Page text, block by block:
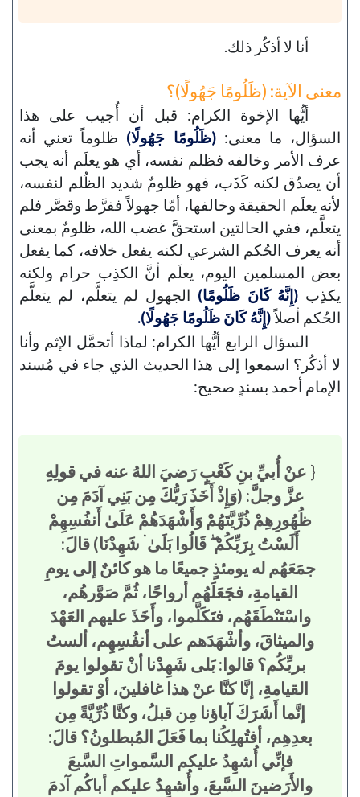
أنا لا أذكُر ذلك.
معنى الآية: (ظَلُومًا جَهُولًا)؟
أيُّها الإخوة الكرام: قبل أن أُجيب على هذا
السؤال، ما معنى:(ظَلُومًا جَهُولًا) ظلوماً تعني أنه
عرف الأمر وخالفه فظلم نفسه، أي هو يعلَم أنه يجب
أن يصدُق لكنه كَذَب، فهو ظلومٌ شديد الظُلم لنفسه،
لأنه يعلَم الحقيقة وخالفها، أمّا جهولاً ففرَّط وقصَّر فلم
يتعلَّم، ففي الحالتين استحقَّ غضب الله، ظلومٌ بمعنى
أنه يعرف الحُكم الشرعي لكنه يفعل خلافه، كما يفعل
بعض المسلمين اليوم، يعلَم أنَّ الكذِب حرام ولكنه
يكذِب (إِنَّهُ كَانَ ظَلُومًا) الجهول لم يتعلَّم، لم يتعلَّم
الحُكم أصلاً(إِنَّهُ كَانَ ظَلُومًا جَهُولًا).
السؤال الرابع أيُّها الكرام: لماذا أتحمَّل الإثم وأنا
لا أذكُر؟ اسمعوا إلى هذا الحديث الذي جاء في مُسند
الإمام أحمد بسندٍ صحيح:
{ عنْ أُبيِّ بنِ كَعْبٍ رَضيَ اللهُ عنه في قولِهِ
عزَّ وجلَّ: (وَإِذْ أَخَذَ رَبُّكَ مِن بَنِي آدَمَ مِن
ظُهُورِهِمْ ذُرِّيَّتَهُمْ وَأَشْهَدَهُمْ عَلَىٰ أَنفُسِهِمْ
أَلَسْتُ بِرَبِّكُمْ ۖ قَالُوا بَلَىٰ ۛ شَهِدْنَا) قالَ:
جمَعَهُم له يومئذٍ جميعًا ما هو كائنٌ إلى يومِ
القيامةِ، فجَعَلَهُم أرواحًا، ثُمَّ صَوَّرهُم،
واسْتَنْطَقَهُم، فتَكَلَّموا، وأَخَذَ عليهم العَهْدَ
والميثاقَ، وأشْهَدَهم على أنفُسِهِم، ألستُ
بربِّكُم؟ قالوا: بَلى شَهِدْنا أنْ تقولوا يومَ
القيامةِ، إنَّا كنَّا عنْ هذا غافلينَ، أوْ تقولوا
إنَّما أَشَرَكَ آباؤنا مِن قبلُ، وكنَّا ذُرِّيَّةً مِن
بعدِهِم، أفتُهلِكُنا بما فَعَلَ المُبطلونُ؟ قالَ:
فإنِّي أُشهِدُ عليكم السَّمواتِ السَّبعَ
والأَرَضينَ السَّبعَ، وأُشهِدُ عليكم أباكُم آدمَ